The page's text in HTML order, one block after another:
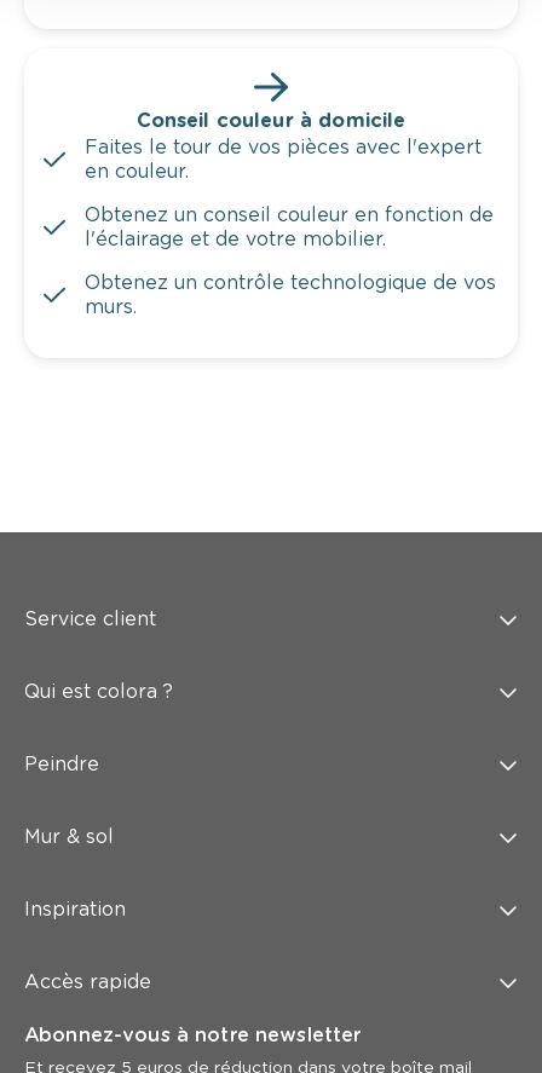
Conseil couleur à domicile
Faites le tour de vos pièces avec l'expert
en couleur.
Obtenez un conseil couleur en fonction de
l'éclairage et de votre mobilier.
Obtenez un contrôle technologique de vos
murs.
Service client
Qui est colora ?
Peindre
Mur & sol
Inspiration
Accès rapide
Abonnez-vous à notre newsletter
Et recevez 5 euros de réduction dans votre boîte mail